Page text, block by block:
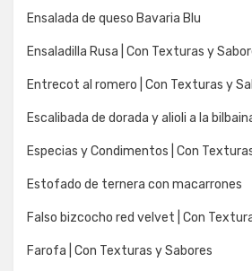
Ensalada de queso Bavaria Blu
Ensaladilla Rusa | Con Texturas y
Entrecot al romero | Con Texturas y
Escalibada de dorada y alioli a la
Especias y Condimentos | Con
Estofado de ternera con macarrones
Falso bizcocho red velvet | Con
Farofa | Con Texturas y Sabores